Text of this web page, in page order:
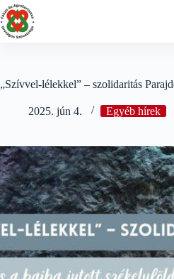
Skip
to
content
„Szívvel-lélekkel” – szolidaritás
2025. jún 4. Egyéb hírek